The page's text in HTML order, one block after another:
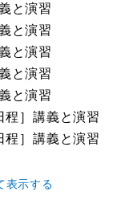
と演習
と演習
と演習
と演習
と演習
程］講義と演習
程］講義と演習